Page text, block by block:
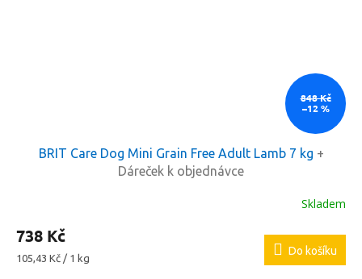
848 Kč
–12 %
BRIT Care Dog Mini Grain Free Adult Lamb 7 kg +
Dáreček k objednávce
Skladem
738 Kč
Měrná
105,43 Kč / 1 kg
Do košíku